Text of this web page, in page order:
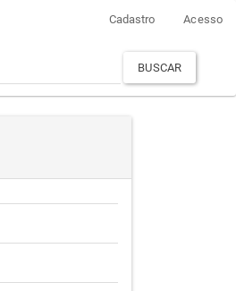
Cadastro Acesso
BUSCAR